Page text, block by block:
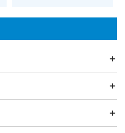
除湿器 空気清浄機
扇風機
マットレス 布団
座布団